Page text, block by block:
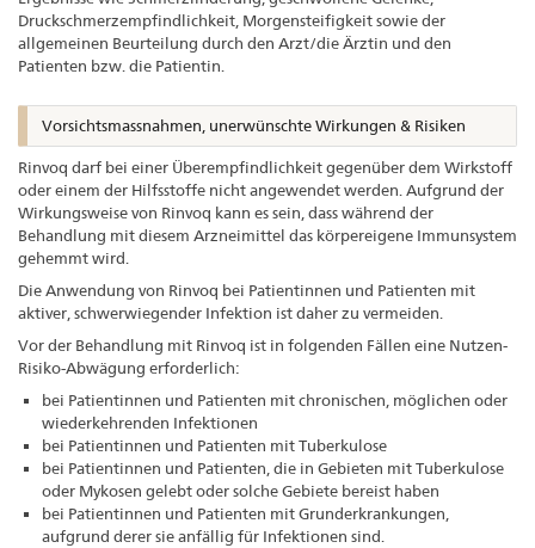
Druckschmerzempfindlichkeit, Morgensteifigkeit sowie der
allgemeinen Beurteilung durch den Arzt/die Ärztin und den
Patienten bzw. die Patientin.
Vorsichtsmassnahmen, unerwünschte Wirkungen & Risiken
Rinvoq darf bei einer Überempfindlichkeit gegenüber dem Wirkstoff
oder einem der Hilfsstoffe nicht angewendet werden. Aufgrund der
Wirkungsweise von Rinvoq kann es sein, dass während der
Behandlung mit diesem Arzneimittel das körpereigene Immunsystem
gehemmt wird.
Die Anwendung von Rinvoq bei Patientinnen und Patienten mit
aktiver, schwerwiegender Infektion ist daher zu vermeiden.
Vor der Behandlung mit Rinvoq ist in folgenden Fällen eine Nutzen-
Risiko-Abwägung erforderlich:
bei Patientinnen und Patienten mit chronischen, möglichen oder
wiederkehrenden Infektionen
bei Patientinnen und Patienten mit Tuberkulose
bei Patientinnen und Patienten, die in Gebieten mit Tuberkulose
oder Mykosen gelebt oder solche Gebiete bereist haben
bei Patientinnen und Patienten mit Grunderkrankungen,
aufgrund derer sie anfällig für Infektionen sind.